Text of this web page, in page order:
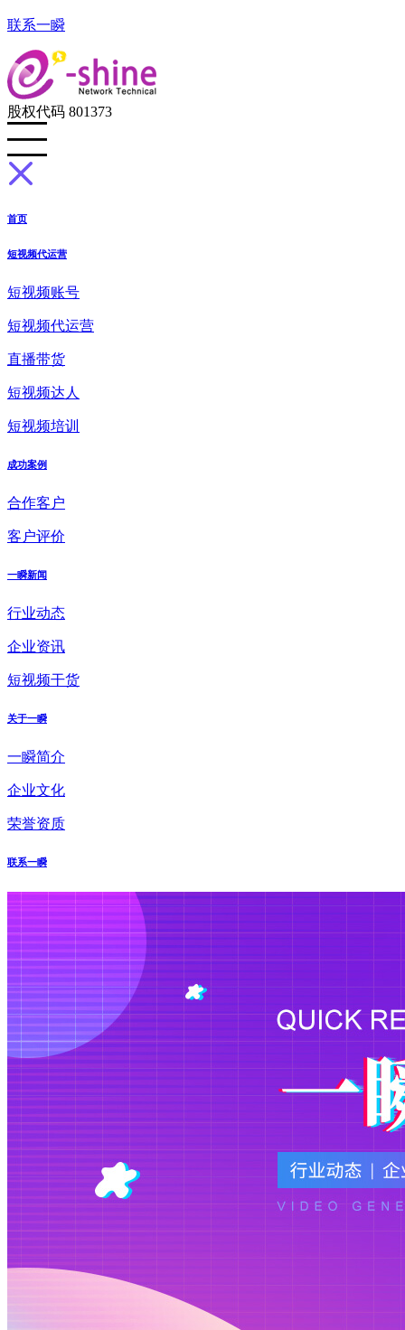
联系一瞬
股权代码 801373
首页
短视频代运营
短视频账号
短视频代运营
直播带货
短视频达人
短视频培训
成功案例
合作客户
客户评价
一瞬新闻
行业动态
企业资讯
短视频干货
关于一瞬
一瞬简介
企业文化
荣誉资质
联系一瞬